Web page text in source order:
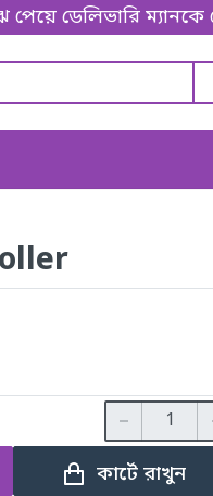
ডেলিভারি ম্যানকে
কার্টে রাখুন